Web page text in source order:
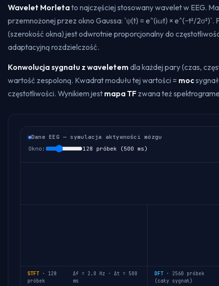
Wavelet Morletato najczęściej stosowany wavelet w EEG.
przemnożonej przez okno Gaussa: `ψ(t) = e^(iωt) × e^(−t²/2σ²)`.
(szerokość okna) jest odwrotnie proporcjonalny do
adaptacyjną rozdzielczość.
Konwolucja sygnału z waveletem dla każdej pary (czas,
wartość zespoloną. Kwadrat modułu tej wartości = moc
częstotliwości. Wynikiem jest mapa TF zwana też
Dane EEG — symulacja aktywności mózgu
Okno:
128 próbek (500 ms)
STFT·
128
próbek
Δf = 2.0 Hz · Δt = 500
ms
DFT· 2560 próbek
(cały sygnał)